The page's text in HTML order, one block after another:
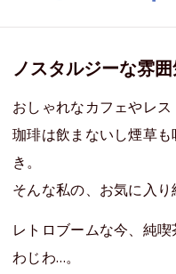
ノスタルジーな雰
おしゃれなカフェやレス
珈琲は飲まないし煙草
き。
そんな私の、お気に入り
レトロブームな今、純
わじわ…。